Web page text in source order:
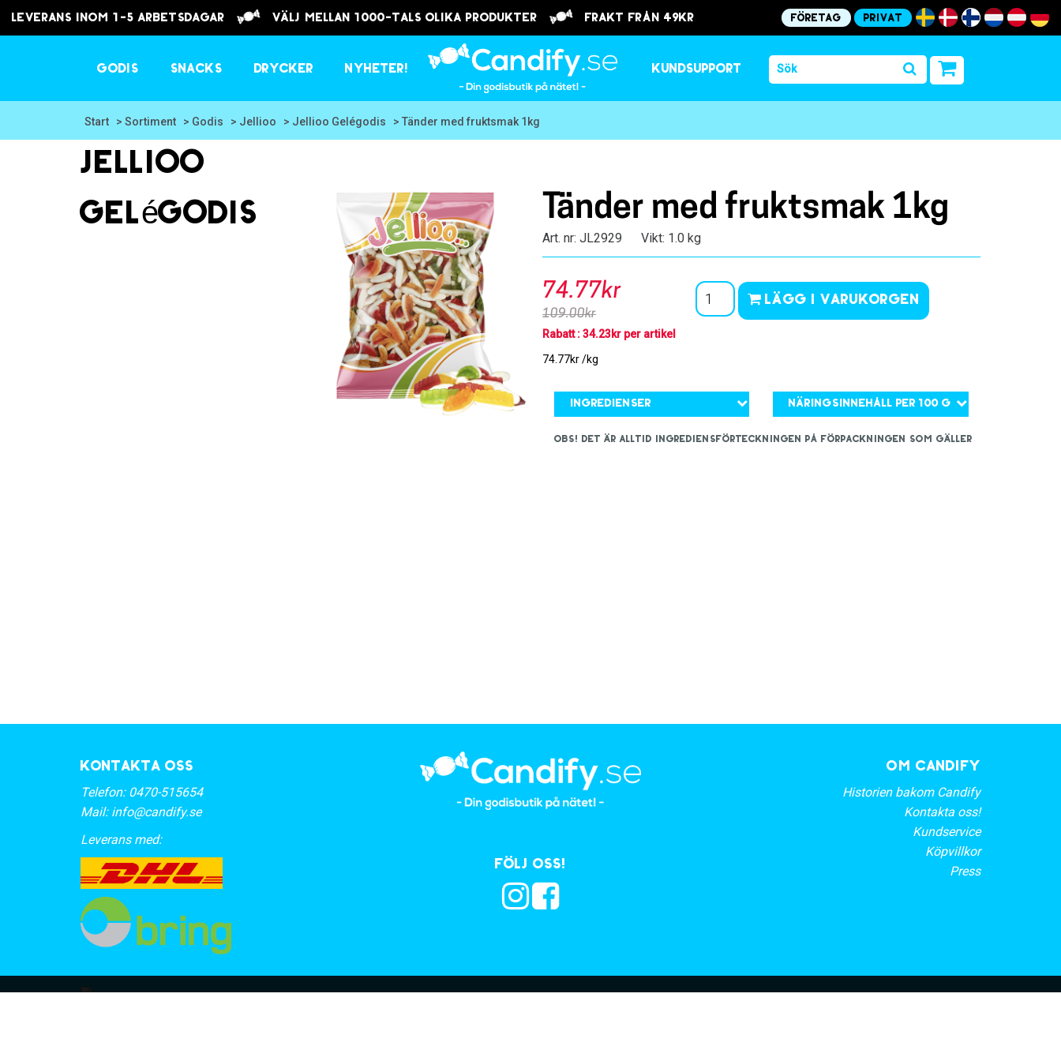
Leverans inom 1-5 arbetsdagar välj mellan 1000-tals olika produkter frakt från 49kr Företag Privat
Godis Snacks Drycker Nyheter! Kundsupport
Start > Sortiment > Godis > Jellioo > Jellioo Gelégodis > Tänder med fruktsmak 1kg
Jellioo
Gelégodis
Tänder med fruktsmak 1kg
Art. nr: JL2929 Vikt: 1.0 kg
74.77kr
109.00kr
Rabatt : 34.23kr per artikel
74.77kr /kg
Lägg i varukorgen
Ingredienser Näringsinnehåll per 100 g
OBS! Det är alltid ingrediensförteckningen på förpackningen som gäller
Kontakta oss
Telefon: 0470-515654
Mail: info@candify.se
Leverans med:
Följ oss!
OM CANDIFY
Historien bakom Candify
Kontakta oss!
Kundservice
Köpvillkor
Press